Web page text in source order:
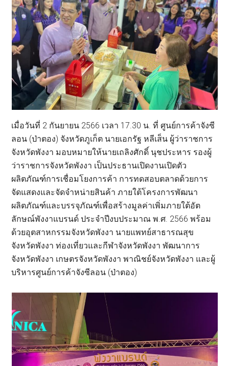
เมื่อวันที่ 2 กันยายน 2566 เวลา 17.30 น. ที่ ศูนย์การค้าจังซี
ลอน (ป่าตอง) จังหวัดภูเก็ต นายเอกรัฐ หลีเส็น ผู้ว่าราชการ
จังหวัดพังงา มอบหมายให้นายเถลิงศักดิ์ นุชประหาร รองผู้
ว่าราชการจังหวัดพังงา เป็นประธานเปิดงานเปิดตัว
ผลิตภัณฑ์การเชื่อมโยงการค้า การทดสอบตลาดด้วยการ
จัดแสดงและจัดจำหน่ายสินค้า ภายใต้โครงการพัฒนา
ผลิตภัณฑ์และบรรจุภัณฑ์เพื่อสร้างมูลค่าเพิ่มภายใต้อัต
ลักษณ์พังงาแบรนด์ ประจำปีงบประมาณ พ.ศ. 2566 พร้อม
ด้วยอุตสาหกรรมจังหวัดพังงา นายแพทย์สาธารณสุข
จังหวัดพังงา ท่องเที่ยวและกีฬาจังหวัดพังงา พัฒนาการ
จังหวัดพังงา เกษตรจังหวัดพังงา พาณิชย์จังหวัดพังงา และผู้
บริหารศูนย์การค้าจังซีลอน (ป่าตอง)